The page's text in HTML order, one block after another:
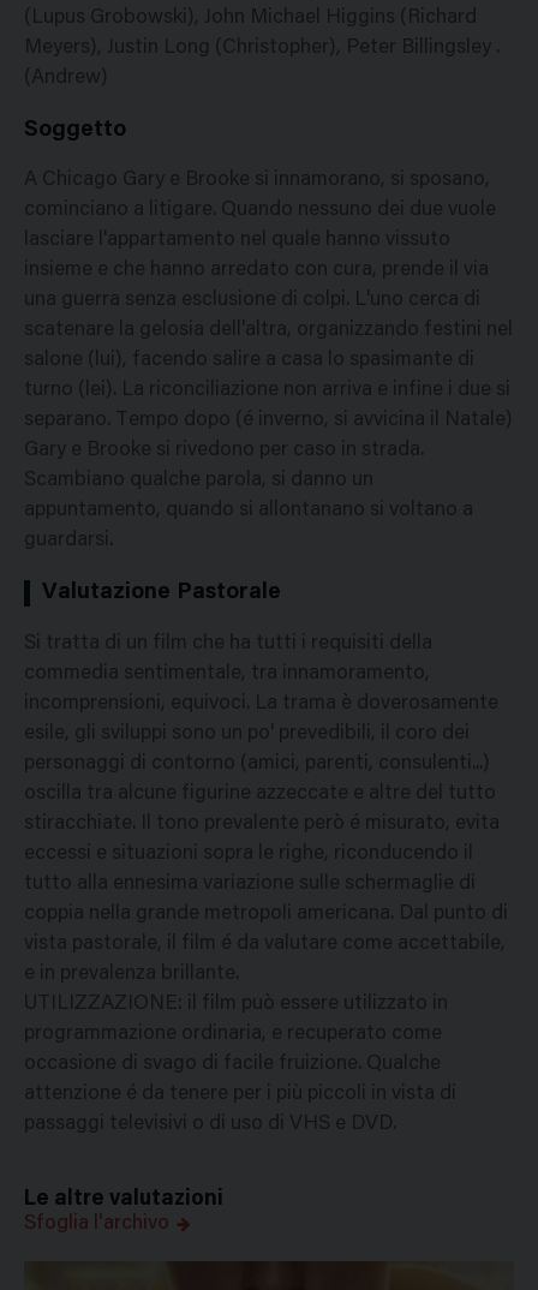
(Lupus Grobowski), John Michael Higgins (Richard
Meyers), Justin Long (Christopher), Peter Billingsley .
(Andrew)
Soggetto
A Chicago Gary e Brooke si innamorano, si sposano,
cominciano a litigare. Quando nessuno dei due vuole
lasciare l'appartamento nel quale hanno vissuto
insieme e che hanno arredato con cura, prende il via
una guerra senza esclusione di colpi. L'uno cerca di
scatenare la gelosia dell'altra, organizzando festini nel
salone (lui), facendo salire a casa lo spasimante di
turno (lei). La riconciliazione non arriva e infine i due si
separano. Tempo dopo (é inverno, si avvicina il Natale)
Gary e Brooke si rivedono per caso in strada.
Scambiano qualche parola, si danno un
appuntamento, quando si allontanano si voltano a
guardarsi.
Valutazione Pastorale
Si tratta di un film che ha tutti i requisiti della
commedia sentimentale, tra innamoramento,
incomprensioni, equivoci. La trama è doverosamente
esile, gli sviluppi sono un po' prevedibili, il coro dei
personaggi di contorno (amici, parenti, consulenti...)
oscilla tra alcune figurine azzeccate e altre del tutto
stiracchiate. Il tono prevalente però é misurato, evita
eccessi e situazioni sopra le righe, riconducendo il
tutto alla ennesima variazione sulle schermaglie di
coppia nella grande metropoli americana. Dal punto di
vista pastorale, il film é da valutare come accettabile,
e in prevalenza brillante.
UTILIZZAZIONE: il film può essere utilizzato in
programmazione ordinaria, e recuperato come
occasione di svago di facile fruizione. Qualche
attenzione é da tenere per i più piccoli in vista di
passaggi televisivi o di uso di VHS e DVD.
Le altre valutazioni
Sfoglia l'archivo